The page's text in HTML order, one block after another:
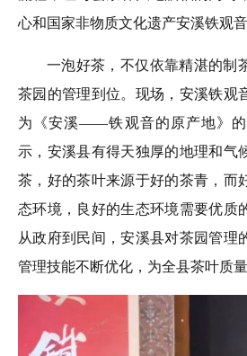
心和国家非物质文化遗产安溪铁观
一泡好茶，不仅依靠精湛的制
茶园的管理到位。现场，安溪铁观
为《安溪——铁观音的原产地》
示，安溪县有得天独厚的地理和气
茶，好的茶叶来源于好的茶青，而
态环境，良好的生态环境需要优质
从政府到民间，安溪县对茶园管理
管理技能不断优化，为全县茶叶质